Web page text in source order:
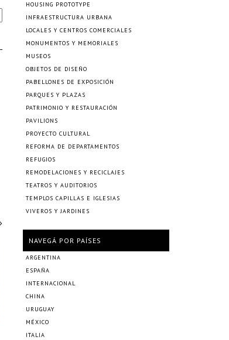
HOUSING PROTOTYPE
INFRAESTRUCTURA URBANA
LOCALES Y CENTROS COMERCIALES
MONUMENTOS Y MEMORIALES
MUSEOS
OBJETOS DE DISEÑO
PABELLONES DE EXPOSICIÓN
PARQUES Y PLAZAS
PATRIMONIO Y RESTAURACIÓN
PAVILIONS
PROYECTO CULTURAL
REFORMA DE DEPARTAMENTOS
REFUGIOS
REMODELACIONES Y RECICLAJES
TEATROS Y AUDITORIOS
TEMPLOS CAPILLAS E IGLESIAS
VIVEROS Y JARDINES
NAVEGÁ POR PAÍSES
ARGENTINA
ESPAÑA
INTERNACIONAL
CHINA
URUGUAY
MÉXICO
ITALIA